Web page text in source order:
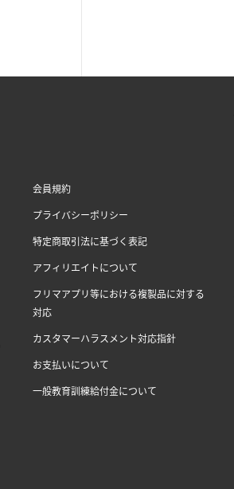
会員規約
プライバシーポリシー
特定商取引法に基づく表記
アフィリエイトについて
フリマアプリ等における複製品に対する
対応
カスタマーハラスメント対応指針
お支払いについて
一般教育訓練給付金について